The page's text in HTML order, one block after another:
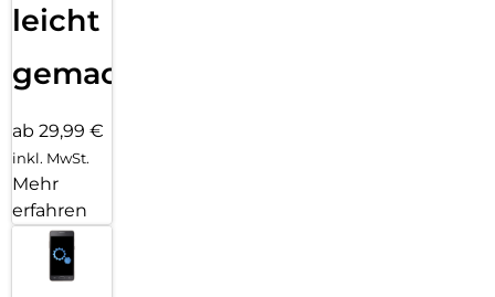
leicht
gemacht!
ab 29,99 €
inkl. MwSt.
Mehr
erfahren